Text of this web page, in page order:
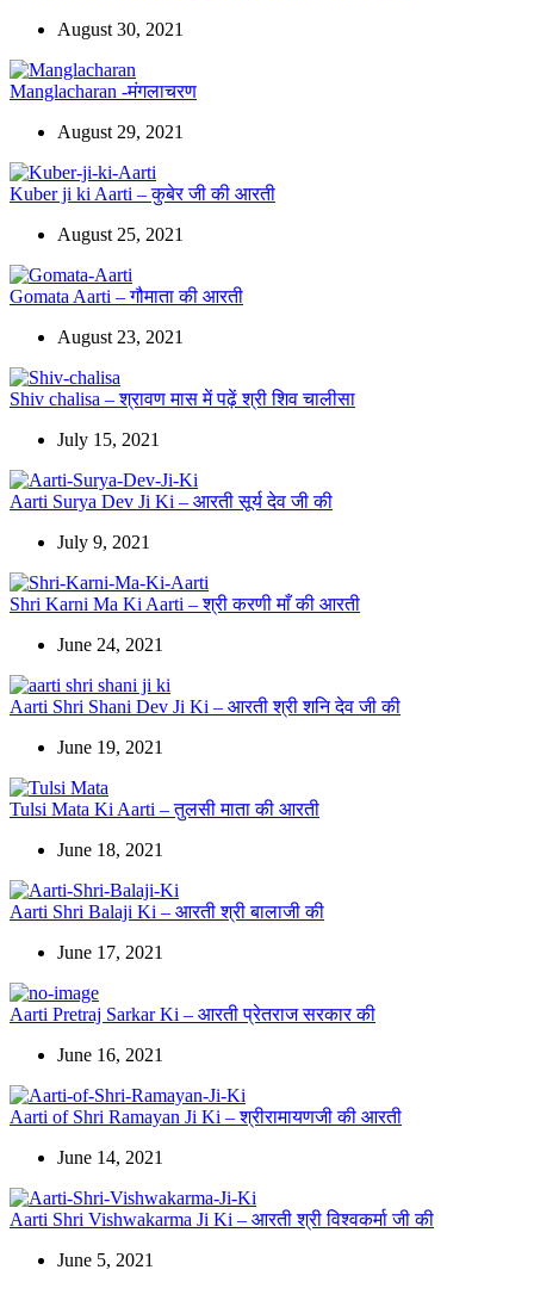
August 30, 2021
Manglacharan -मंगलाचरण
August 29, 2021
Kuber ji ki Aarti – कुबेर जी की आरती
August 25, 2021
Gomata Aarti – गौमाता की आरती
August 23, 2021
Shiv chalisa – श्रावण मास में पढ़ें श्री शिव चालीसा
July 15, 2021
Aarti Surya Dev Ji Ki – आरती सूर्य देव जी की
July 9, 2021
Shri Karni Ma Ki Aarti – श्री करणी माँ की आरती
June 24, 2021
Aarti Shri Shani Dev Ji Ki – आरती श्री शनि देव जी की
June 19, 2021
Tulsi Mata Ki Aarti – तुलसी माता की आरती
June 18, 2021
Aarti Shri Balaji Ki – आरती श्री बालाजी की
June 17, 2021
Aarti Pretraj Sarkar Ki – आरती प्रेतराज सरकार की
June 16, 2021
Aarti of Shri Ramayan Ji Ki – श्रीरामायणजी की आरती
June 14, 2021
Aarti Shri Vishwakarma Ji Ki – आरती श्री विश्वकर्मा जी की
June 5, 2021